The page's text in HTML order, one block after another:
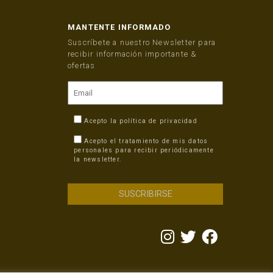
MANTENTE INFORMADO
Suscríbete a nuestro Newsletter para
recibir información importante &
ofertas
Acepto la política de privacidad
Acepto el tratamiento de mis datos
personales para recibir periódicamente
la newsletter.